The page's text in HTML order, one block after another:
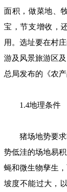
面积，做菜地、
宝，节支增收，
用。选址要在村
游及风景旅游区
总局发布的《农
1.4地理条件
猪场地势要求
势低洼的场地易
蝇和微生物孳生
坡度不能过大，